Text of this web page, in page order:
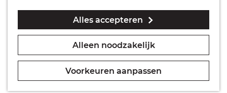
Alles accepteren
Alleen noodzakelijk
Voorkeuren aanpassen
Geocachen
Naar het museum